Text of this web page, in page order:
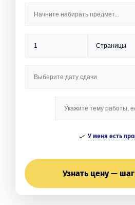
У меня есть
Узнать цену — шаг